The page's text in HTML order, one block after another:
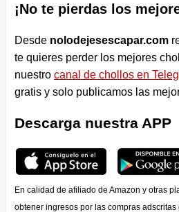
¡No te pierdas los
Desde nolodejesescapar.com
te quieres perder los mejores
nuestro canal de chollos en
gratis y solo publicamos las
Descarga nuestra APP
En calidad de afiliado de Amazon y otras
obtener ingresos por las compras